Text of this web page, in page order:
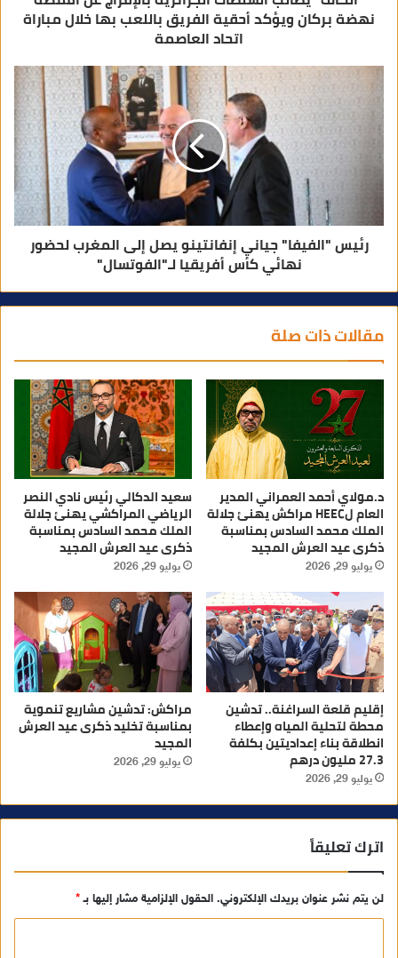
نهضة بركان ويؤكد أحقية الفريق باللعب بها خلال مباراة
اتحاد العاصمة
رئيس "الفيفا" جياني إنفانتينو يصل إلى المغرب لحضور
نهائي كأس أفريقيا لـ"الفوتسال"
مقالات ذات صلة
د.مولاي أحمد العمراني المدير
العام لHEEC مراكش يهنئ جلالة
الملك محمد السادس بمناسبة
ذكرى عيد العرش المجيد
يوليو 29, 2026
سعيد الدكالي رئيس نادي النصر
الرياضي المراكشي يهنئ جلالة
الملك محمد السادس بمناسبة
ذكرى عيد العرش المجيد
يوليو 29, 2026
إقليم قلعة السراغنة.. تدشين
محطة لتحلية المياه وإعطاء
انطلاقة بناء إعداديتين بكلفة
27.3 مليون درهم
يوليو 29, 2026
مراكش: تدشين مشاريع تنموية
بمناسبة تخليد ذكرى عيد العرش
المجيد
يوليو 29, 2026
اترك تعليقاً
لن يتم نشر عنوان بريدك الإلكتروني. الحقول الإلزامية مشار إليها بـ*